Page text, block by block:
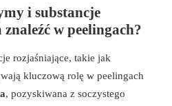
i substancje
w peelingach?
rozjaśniające, takie jak
kluczową rolę w peelingach
, pozyskiwana z soczystego